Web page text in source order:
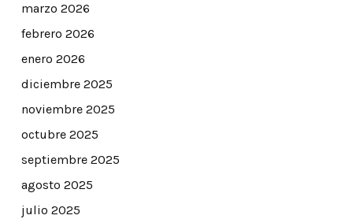
marzo 2026
febrero 2026
enero 2026
diciembre 2025
noviembre 2025
octubre 2025
septiembre 2025
agosto 2025
julio 2025